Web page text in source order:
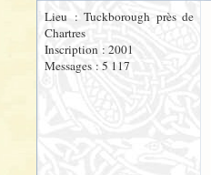
Lieu : Tuckborough près de
Chartres
Inscription : 2001
Messages : 5 117